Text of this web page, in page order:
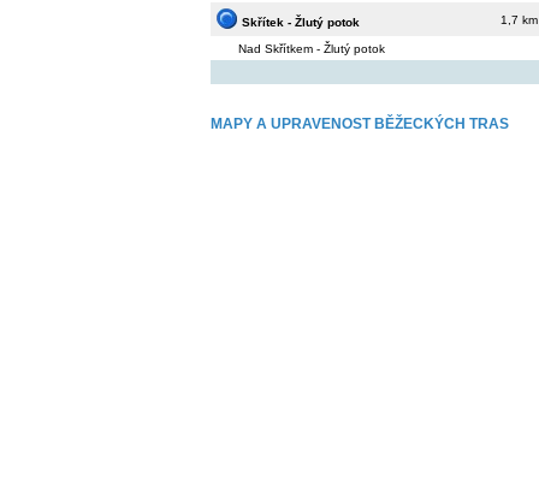
Skřítek - Žlutý potok 1,7 km
Nad Skřítkem - Žlutý potok
MAPY A UPRAVENOST BĚŽECKÝCH TRAS